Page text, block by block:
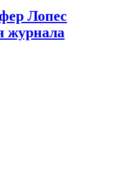
Лопес
журнала